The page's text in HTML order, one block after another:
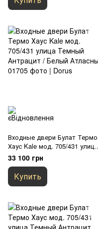
Входные двери Булат Термо
Хаус Kale мод. 705/431 улица
Темный Антрацит / Белый
Атласный
33 100 грн
Купить